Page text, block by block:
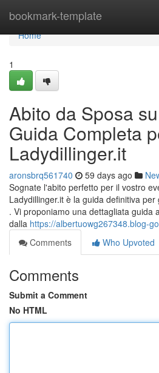
bookmark-template
Home
Home
1
Abito da Sposa
Guida Completa
Ladydillinger.it
aronsbrq561740 59 days ago
Sognate l'abito perfetto per il vostro
Ladydillinger.it è la guida definitiva
. Vi proponiamo una dettagliata guida
dalla https://albertuowg267348.blog-
Comments
Who Upvoted
Comments
Submit a Comment
No HTML